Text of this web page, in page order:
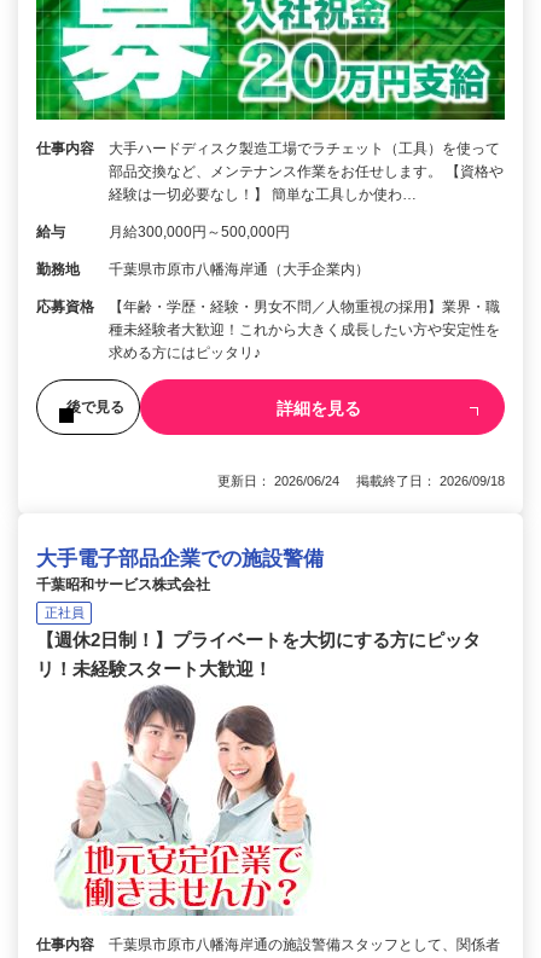
仕事内容
大手ハードディスク製造工場でラチェット（工具）を使って
部品交換など、メンテナンス作業をお任せします。 【資格や
経験は一切必要なし！】 簡単な工具しか使わ…
給与 月給300,000円～500,000円
勤務地 千葉県市原市八幡海岸通（大手企業内）
応募資格
【年齢・学歴・経験・男女不問／人物重視の採用】業界・職
種未経験者大歓迎！これから大きく成長したい方や安定性を
求める方にはピッタリ♪
後で見る 詳細を見る
更新日： 2026/06/24 掲載終了日： 2026/09/18
大手電子部品企業での施設警備
千葉昭和サービス株式会社
正社員
【週休2日制！】プライベートを大切にする方にピッタ
リ！未経験スタート大歓迎！
仕事内容
千葉県市原市八幡海岸通の施設警備スタッフとして、関係者